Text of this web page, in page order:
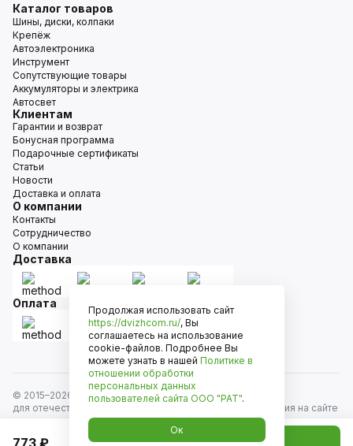
773 ₽ Добавить в корзину
Каталог товаров
Шины, диски, колпаки
Крепёж
Автоэлектроника
Инструмент
Сопутствующие товары
Аккумуляторы и электрика
Автосвет
Клиентам
Гарантии и возврат
Бонусная программа
Подарочные сертификаты
Статьи
Новости
Доставка и оплата
О компании
Контакты
Сотрудничество
О компании
Доставка
Оплата
© 2015–2026
Движком — сеть магазинов автозапчастей
для отечественных автомобилей и иномарок. Информация на сайте
носит исключительно информационный характер и не является
публичной офертой, определяемой положениями
Продолжая использовать сайт
https://dvizhcom.ru/, Вы
соглашаетесь на использование
cookie-файлов. Подробнее Вы
можете узнать в нашей Политике в
отношении обработки
персональных данных
пользователей сайта ООО "РАТ".
Ок